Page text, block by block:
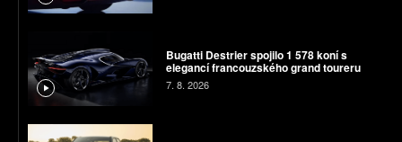
Bugatti Destrier spojilo 1 578 koní s
elegancí francouzského grand toureru
7. 8. 2026